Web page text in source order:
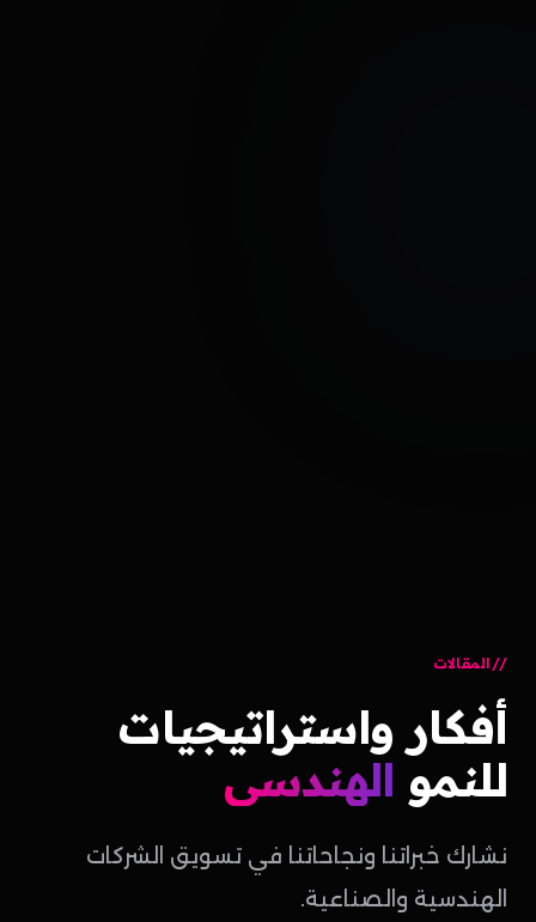
المقالات
أفكار واستراتيجيات
للنمو الهندسي
نشارك خبراتنا ونجاحاتنا في تسويق الشركات
الهندسية والصناعية.